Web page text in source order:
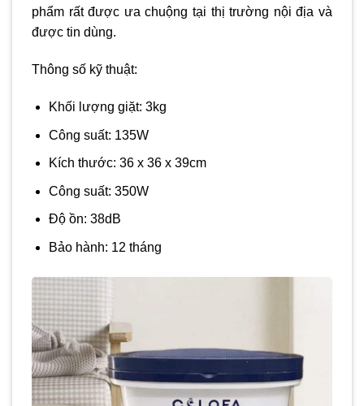
phẩm rất được ưa chuộng tại thị trường nội địa và
được tin dùng.
Thông số kỹ thuật:
Khối lượng giặt: 3kg
Công suất: 135W
Kích thước: 36 x 36 x 39cm
Công suất: 350W
Độ ồn: 38dB
Bảo hành: 12 tháng